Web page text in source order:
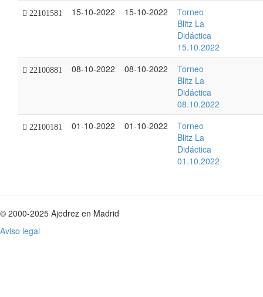
22101581 15-10-2022 15-10-2022
Torneo
Blitz La
Didáctica
15.10.2022
22100881 08-10-2022 08-10-2022
Torneo
Blitz La
Didáctica
08.10.2022
22100181 01-10-2022 01-10-2022
Torneo
Blitz La
Didáctica
01.10.2022
© 2000-2025 Ajedrez en Madrid
Aviso legal